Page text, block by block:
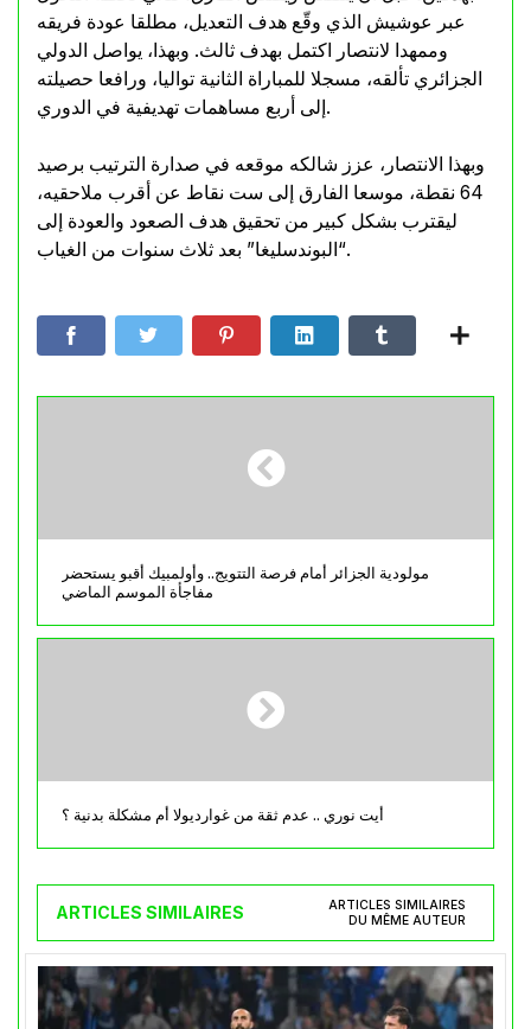
عبر عوشيش الذي وقّع هدف التعديل، مطلقا عودة فريقه
وممهدا لانتصار اكتمل بهدف ثالث. وبهذا، يواصل الدولي
الجزائري تألقه، مسجلا للمباراة الثانية تواليا، ورافعا حصيلته
إلى أربع مساهمات تهديفية في الدوري.
وبهذا الانتصار، عزز شالكه موقعه في صدارة الترتيب برصيد
64 نقطة، موسعا الفارق إلى ست نقاط عن أقرب ملاحقيه،
ليقترب بشكل كبير من تحقيق هدف الصعود والعودة إلى
“البوندسليغا” بعد ثلاث سنوات من الغياب.
مولودية الجزائر أمام فرصة التتويج.. وأولمبيك أقبو يستحضر
مفاجأة الموسم الماضي
أيت نوري .. عدم ثقة من غوارديولا أم مشكلة بدنية ؟
ARTICLES SIMILAIRES
ARTICLES SIMILAIRES
DU MÊME AUTEUR